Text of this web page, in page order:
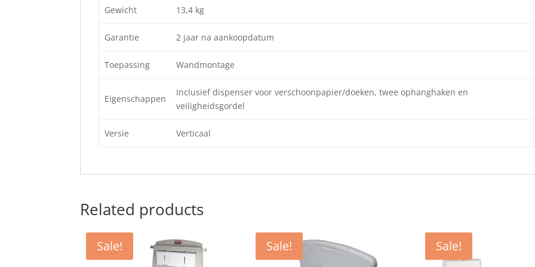
Gewicht 13,4 kg
Garantie 2 jaar na aankoopdatum
Toepassing Wandmontage
Eigenschappen
Inclusief dispenser voor verschoonpapier/doeken, twee ophanghaken en
veiligheidsgordel
Versie Verticaal
Related products
Sale! Sale! Sale!